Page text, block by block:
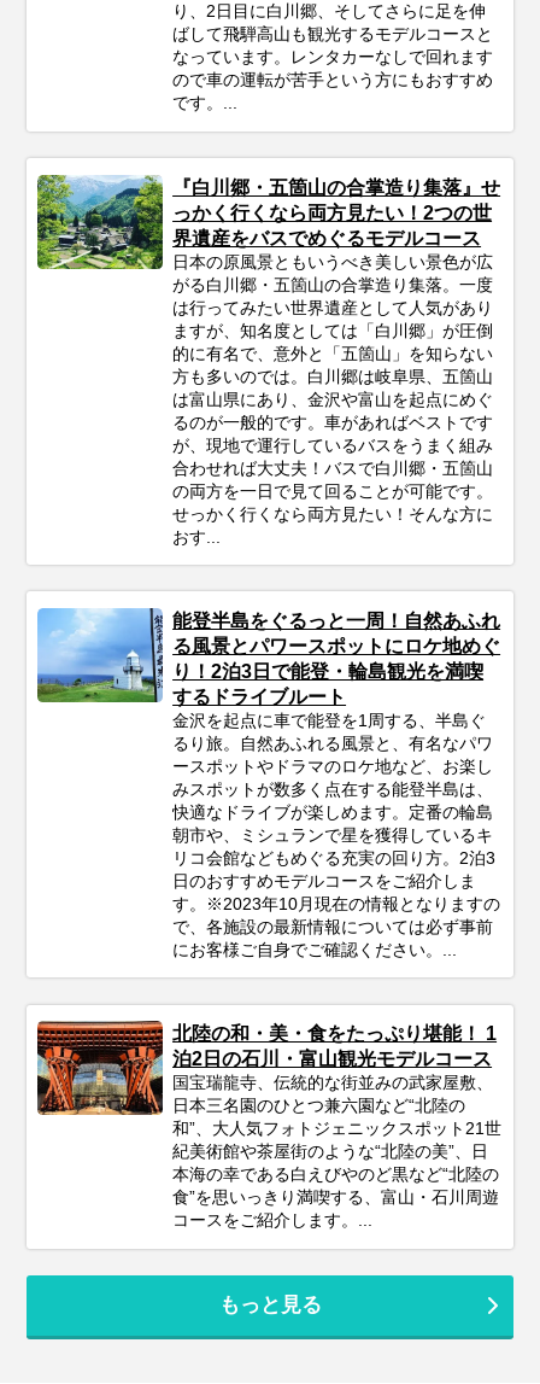
り、2日目に白川郷、そしてさらに足を伸
ばして飛騨高山も観光するモデルコースと
なっています。レンタカーなしで回れます
ので車の運転が苦手という方にもおすすめ
です。...
『白川郷・五箇山の合掌造り集落』せ
っかく行くなら両方見たい！2つの世
界遺産をバスでめぐるモデルコース
日本の原風景ともいうべき美しい景色が広
がる白川郷・五箇山の合掌造り集落。一度
は行ってみたい世界遺産として人気があり
ますが、知名度としては「白川郷」が圧倒
的に有名で、意外と「五箇山」を知らない
方も多いのでは。白川郷は岐阜県、五箇山
は富山県にあり、金沢や富山を起点にめぐ
るのが一般的です。車があればベストです
が、現地で運行しているバスをうまく組み
合わせれば大丈夫！バスで白川郷・五箇山
の両方を一日で見て回ることが可能です。
せっかく行くなら両方見たい！そんな方に
おす...
能登半島をぐるっと一周！自然あふれ
る風景とパワースポットにロケ地めぐ
り！2泊3日で能登・輪島観光を満喫
するドライブルート
金沢を起点に車で能登を1周する、半島ぐ
るり旅。自然あふれる風景と、有名なパワ
ースポットやドラマのロケ地など、お楽し
みスポットが数多く点在する能登半島は、
快適なドライブが楽しめます。定番の輪島
朝市や、ミシュランで星を獲得しているキ
リコ会館などもめぐる充実の回り方。2泊3
日のおすすめモデルコースをご紹介しま
す。※2023年10月現在の情報となりますの
で、各施設の最新情報については必ず事前
にお客様ご自身でご確認ください。...
北陸の和・美・食をたっぷり堪能！ 1
泊2日の石川・富山観光モデルコース
国宝瑞龍寺、伝統的な街並みの武家屋敷、
日本三名園のひとつ兼六園など“北陸の
和”、大人気フォトジェニックスポット21世
紀美術館や茶屋街のような“北陸の美”、日
本海の幸である白えびやのど黒など“北陸の
食”を思いっきり満喫する、富山・石川周遊
コースをご紹介します。...
もっと見る